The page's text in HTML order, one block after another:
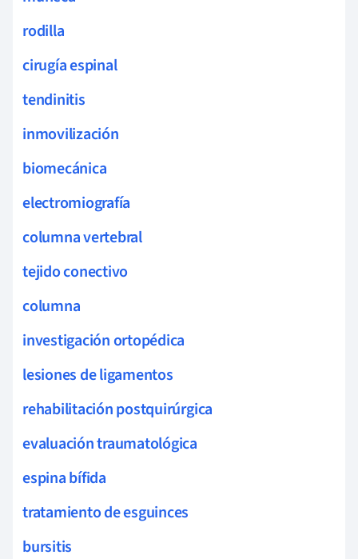
rodilla
cirugía espinal
tendinitis
inmovilización
biomecánica
electromiografía
columna vertebral
tejido conectivo
columna
investigación ortopédica
lesiones de ligamentos
rehabilitación postquirúrgica
evaluación traumatológica
espina bífida
tratamiento de esguinces
bursitis